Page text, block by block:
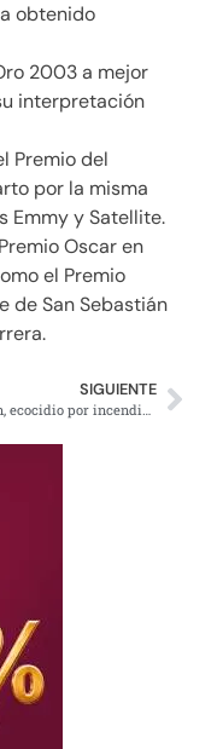
obtenido
2003 a mejor
interpretación
Premio del
por la misma
Emmy y Satellite.
Oscar en
el Premio
de San Sebastián
SIGUIENTE
Uruapan, ecocidio por incendios y siembra de aguacate